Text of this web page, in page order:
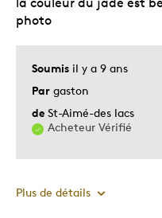
Soumis il y a 9 ans
Par gaston
de St-Aimé-des lacs
Acheteur Vérifié
photo
Plus de détails